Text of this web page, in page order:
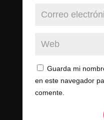
Guarda mi
en este navegador
comente.